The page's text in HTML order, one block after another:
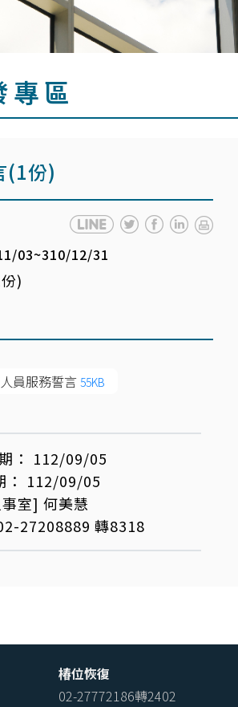
專區
(1份)
03~310/12/31
)
員服務誓言 55KB
： 112/09/05
112/09/05
室] 何美慧
27208889 轉8318
椿位恢復
02-27772186轉2402